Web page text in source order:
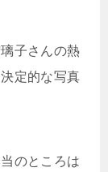
子さんの熱
定的な写真
のところは